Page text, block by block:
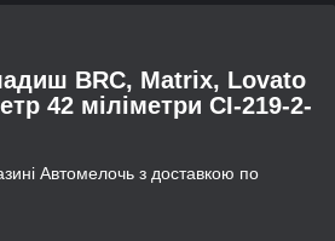
BRC, Matrix, Lovato
42 міліметри CI-219-2-
Автомелочь з доставкою по